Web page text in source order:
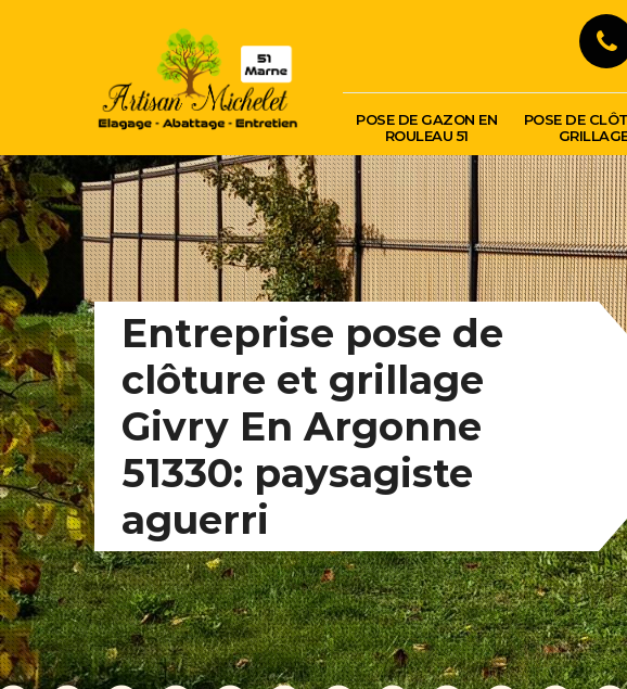
POSE DE GAZON EN
ROULEAU 51
POSE DE
Entreprise pose de
clôture et grillage
Givry En Argonne
51330: paysagiste
aguerri